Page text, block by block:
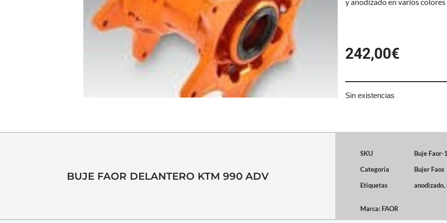
242,00€
Sin existencias
BUJE FAOR DELANTERO KTM 990 ADV
SKU
Buje
Categoría
Bujer Faos
Etiquetas
anodizado,
Marca: FAOR